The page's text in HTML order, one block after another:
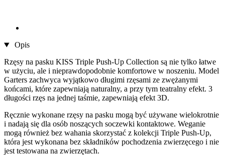
Opis
Rzęsy na pasku KISS Triple Push-Up Collection są nie tylko łatwe
w użyciu, ale i nieprawdopodobnie komfortowe w noszeniu. Model
Garters zachwyca wyjątkowo długimi rzęsami ze zwężanymi
końcami, które zapewniają naturalny, a przy tym teatralny efekt. 3
długości rzęs na jednej taśmie, zapewniają efekt 3D.
Ręcznie wykonane rzęsy na pasku mogą być używane wielokrotnie
i nadają się dla osób noszących soczewki kontaktowe. Weganie
mogą również bez wahania skorzystać z kolekcji Triple Push-Up,
która jest wykonana bez składników pochodzenia zwierzęcego i nie
jest testowana na zwierzętach.